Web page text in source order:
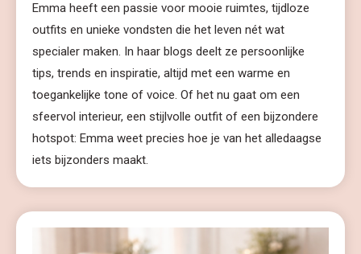
Emma heeft een passie voor mooie ruimtes, tijdloze
outfits en unieke vondsten die het leven nét wat
specialer maken. In haar blogs deelt ze persoonlijke
tips, trends en inspiratie, altijd met een warme en
toegankelijke tone of voice. Of het nu gaat om een
sfeervol interieur, een stijlvolle outfit of een bijzondere
hotspot: Emma weet precies hoe je van het alledaagse
iets bijzonders maakt.